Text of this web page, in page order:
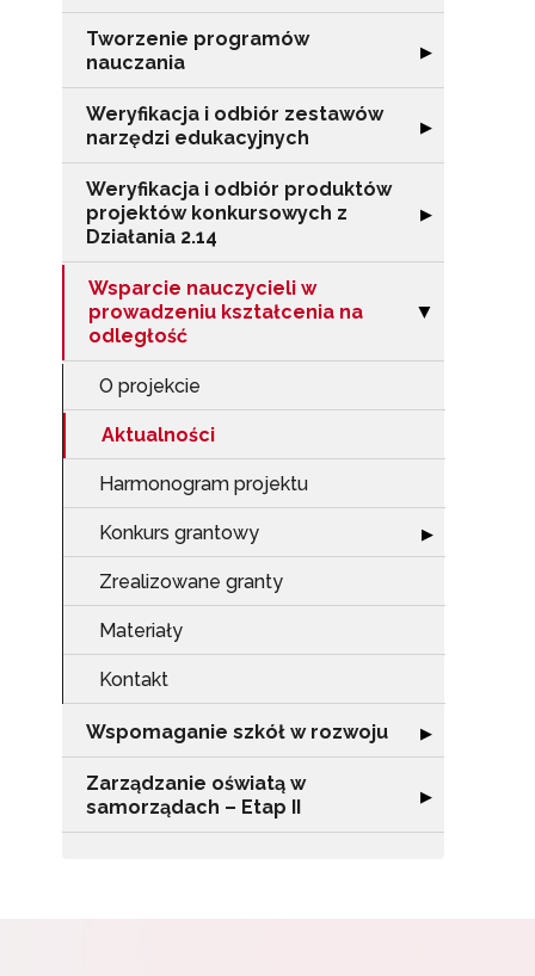
Tworzenie programów
nauczania
Rozwiń sekcję
▶
Weryfikacja i odbiór zestawów
narzędzi edukacyjnych
Rozwiń sekcję
▶
Weryfikacja i odbiór produktów
projektów konkursowych z
Działania 2.14
Rozwiń sekcję
▶
Wsparcie nauczycieli w
prowadzeniu kształcenia na
odległość
Zwiń sekcję
▶
O projekcie
Aktualności
Harmonogram projektu
Konkurs grantowy Rozwiń sekcję
▶
Zrealizowane granty
Materiały
Kontakt
Wspomaganie szkół w rozwoju Rozwiń sekcję
▶
Zarządzanie oświatą w
samorządach – Etap II
Rozwiń sekcję
▶